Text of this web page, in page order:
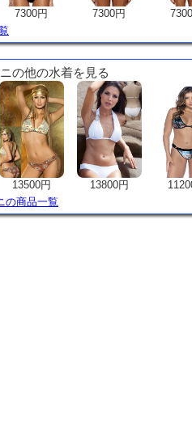
7300円 7300円
の他の水着を見る
13500円 13800円
の商品一覧